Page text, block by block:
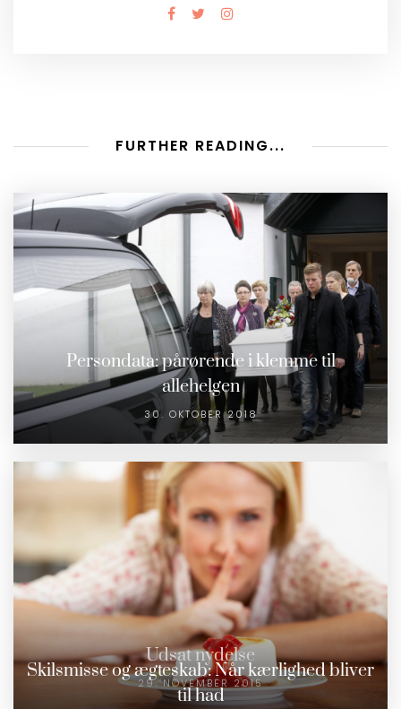
FURTHER READING...
Persondata: pårørende i klemme til
allehelgen
30. OKTOBER 2018
Udsat nydelse
29. NOVEMBER 2015
Skilsmisse og ægteskab: Når kærlighed bliver
til had